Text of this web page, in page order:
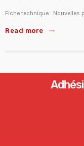
Fiche technique : Nouvelles
Read more trending_flat